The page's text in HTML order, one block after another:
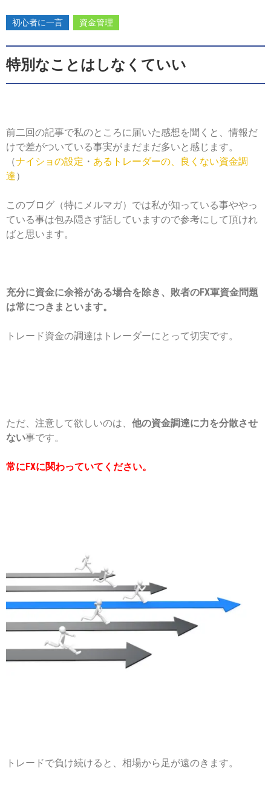
初心者に一言 資金管理
特別なことはしなくていい
前二回の記事で私のところに届いた感想を聞くと、情報だ
けで差がついている事実がまだまだ多いと感じます。
（ナイショの設定 ・ あるトレーダーの、良くない資金調
達）
このブログ（特にメルマガ）では私が知っている事ややっ
ている事は包み隠さず話していますので参考にして頂けれ
ばと思います。
充分に資金に余裕がある場合を除き、敗者のFX軍資金問題
は常につきまといます。
トレード資金の調達はトレーダーにとって切実です。
ただ、注意して欲しいのは、 他の資金調達に力を分散させ
ない事です。
常にFXに関わっていてください。
トレードで負け続けると、相場から足が遠のきます。